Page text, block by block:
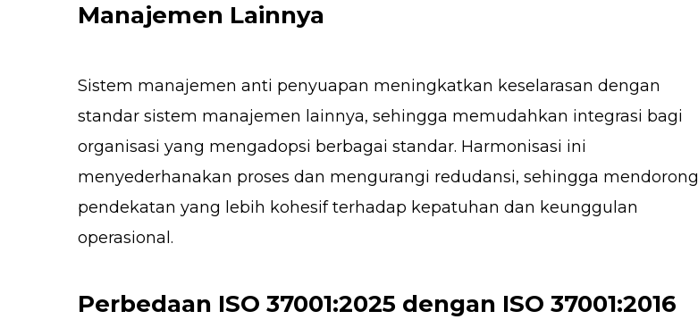
Manajemen Lainnya
Sistem manajemen anti penyuapan meningkatkan keselarasan dengan
standar sistem manajemen lainnya, sehingga memudahkan integrasi bagi
organisasi yang mengadopsi berbagai standar. Harmonisasi ini
menyederhanakan proses dan mengurangi redudansi, sehingga mendorong
pendekatan yang lebih kohesif terhadap kepatuhan dan keunggulan
operasional.
Perbedaan ISO 37001:2025 dengan ISO 37001:2016